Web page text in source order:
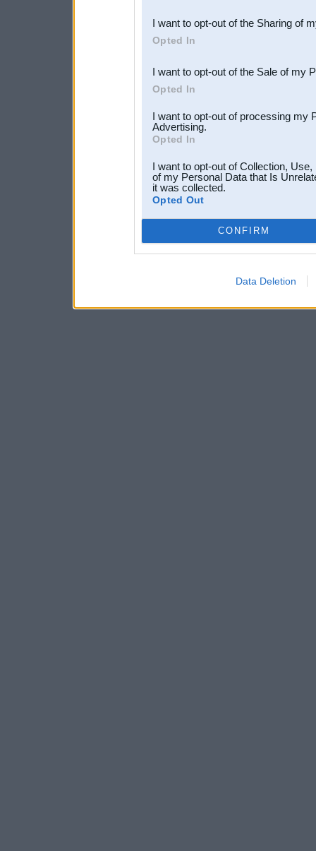
Downstream Participants
third parties.
I want to opt-out of the Sharing of
Opted In
I want to opt-out of the Sale of my
Opted In
I want to opt-out of processing my
Advertising.
Opted In
I want to opt-out of Collection,
of my Personal Data that Is
it was collected.
Opted Out
CONFIRM
Data Deletion